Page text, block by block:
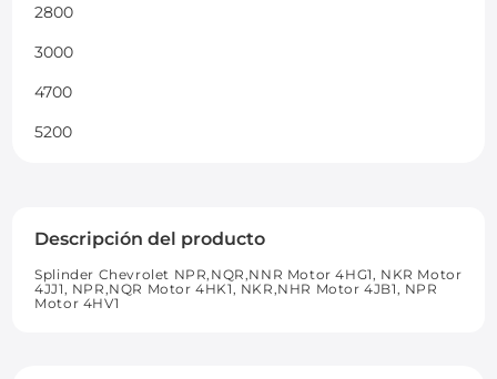
2800
3000
4700
5200
Descripción del producto
Splinder Chevrolet NPR,NQR,NNR Motor 4HG1, NKR Motor
4JJ1, NPR,NQR Motor 4HK1, NKR,NHR Motor 4JB1, NPR
Motor 4HV1